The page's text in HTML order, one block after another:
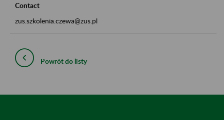
Contact
zus.szkolenia.czewa@zus.pl
Powrót do listy